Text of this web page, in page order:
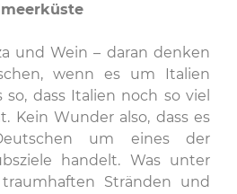
und Wein – daran denken
wenn es um Italien
dass Italien noch so viel
Kein Wunder also, dass es
um eines der
handelt. Was unter
Stränden und